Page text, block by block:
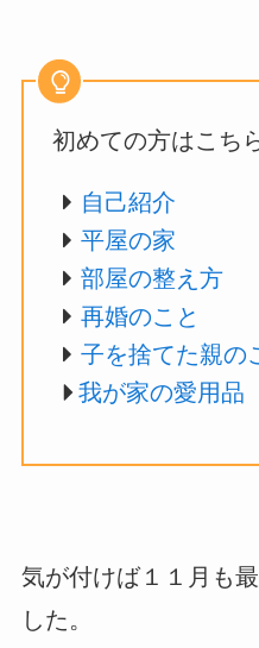
初めての方はこち
自己紹介
平屋の家
部屋の整え方
再婚のこと
子を捨てた親の
我が家の愛用品
気が付けば１１月も
した。